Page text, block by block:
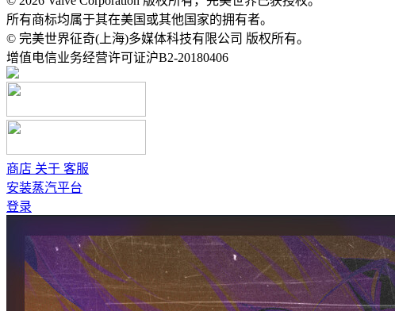
所有商标均属于其在美国或其他国家的拥有者。
© 完美世界征奇(上海)多媒体科技有限公司 版权所有。
增值电信业务经营许可证沪B2-20180406
商店 关于 客服
安装蒸汽平台
登录